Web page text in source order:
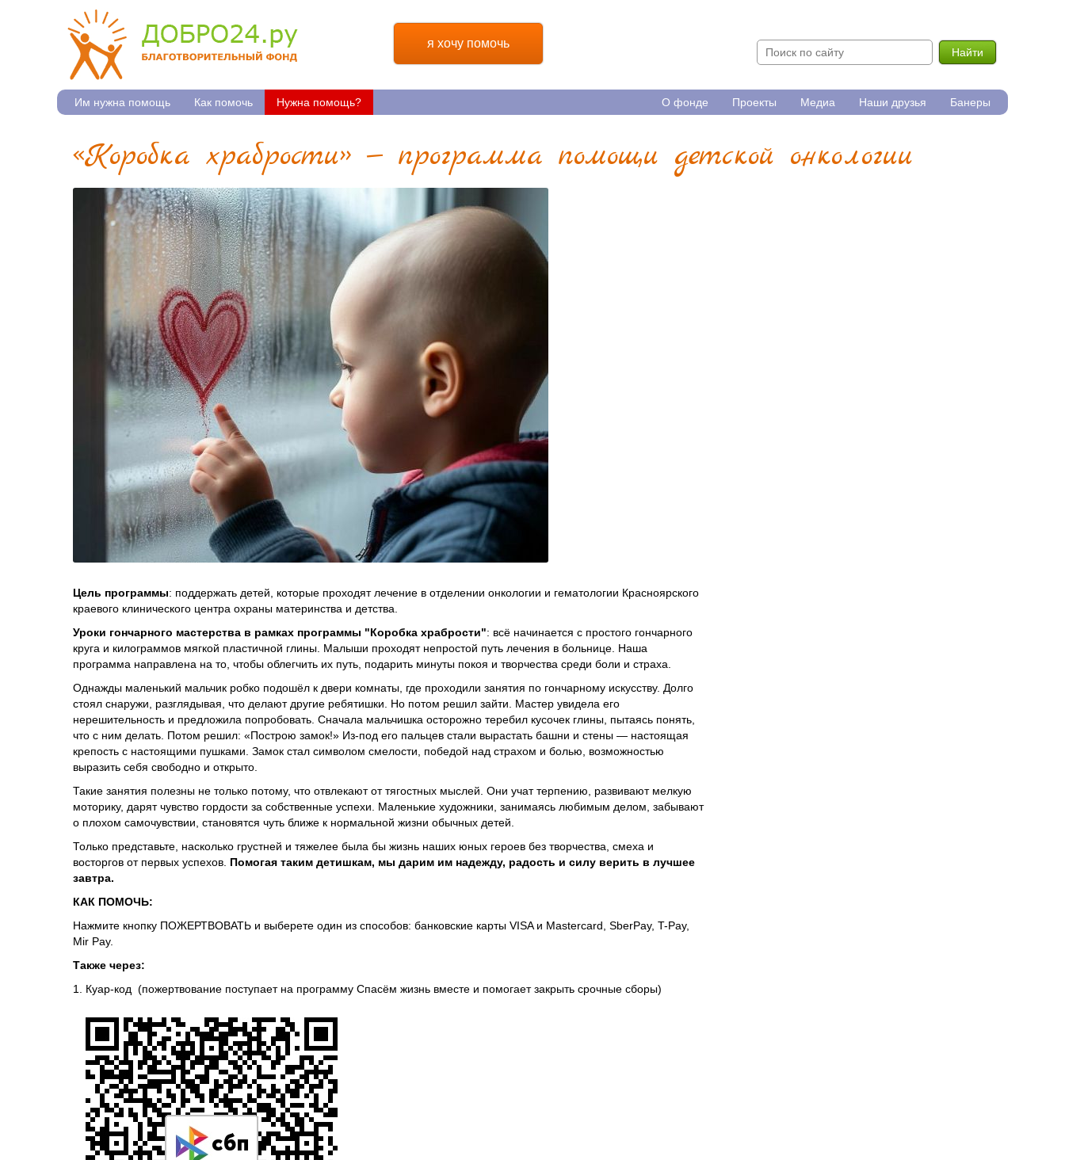
я хочу помочь
Найти
Им нужна помощь Как помочь Нужна помощь? О фонде Проекты Медиа Наши друзья Банеры
«Коробка храбрости» — программа помощи детской онкологии
Цель программы: поддержать детей, которые проходят лечение в отделении онкологии и гематологии Красноярского
краевого клинического центра охраны материнства и детства.
Уроки гончарного мастерства в рамках программы "Коробка храбрости": всё начинается с простого гончарного
круга и килограммов мягкой пластичной глины. Малыши проходят непростой путь лечения в больнице. Наша
программа направлена на то, чтобы облегчить их путь, подарить минуты покоя и творчества среди боли и страха.
Однажды маленький мальчик робко подошёл к двери комнаты, где проходили занятия по гончарному искусству. Долго
стоял снаружи, разглядывая, что делают другие ребятишки. Но потом решил зайти. Мастер увидела его
нерешительность и предложила попробовать. Сначала мальчишка осторожно теребил кусочек глины, пытаясь понять,
что с ним делать. Потом решил: «Построю замок!» Из-под его пальцев стали вырастать башни и стены — настоящая
крепость с настоящими пушками. Замок стал символом смелости, победой над страхом и болью, возможностью
выразить себя свободно и открыто.
Такие занятия полезны не только потому, что отвлекают от тягостных мыслей. Они учат терпению, развивают мелкую
моторику, дарят чувство гордости за собственные успехи. Маленькие художники, занимаясь любимым делом, забывают
о плохом самочувствии, становятся чуть ближе к нормальной жизни обычных детей.
Только представьте, насколько грустней и тяжелее была бы жизнь наших юных героев без творчества, смеха и
восторгов от первых успехов. Помогая таким детишкам, мы дарим им надежду, радость и силу верить в лучшее
завтра.
КАК ПОМОЧЬ:
Нажмите кнопку ПОЖЕРТВОВАТЬ и выберете один из способов: банковские карты VISA и Mastercard, SberPay, T-Pay,
Mir Pay.
Также через:
1. Куар-код (пожертвование поступает на программу Спасём жизнь вместе и помогает закрыть срочные сборы)